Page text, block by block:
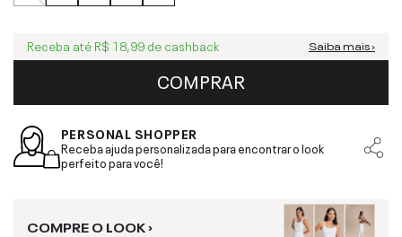
Receba até R$ 18,99 de cashback Saiba mais ›
COMPRAR
PERSONAL SHOPPER
Receba ajuda personalizada para encontrar o look
perfeito para você!
COMPRE O LOOK ›